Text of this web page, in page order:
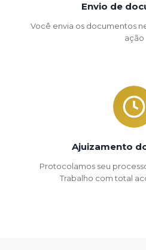
Envio de
Você envia os documentos
ação
Ajuizamento
Protocolamos seu
Trabalho com total